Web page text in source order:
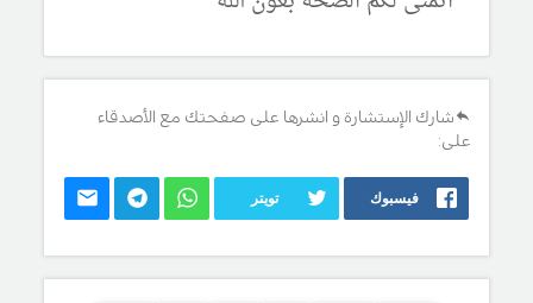
شارك الإستشارة و انشرها على صفحتك مع الأصدقاء
على:
فيسبوك تويتر